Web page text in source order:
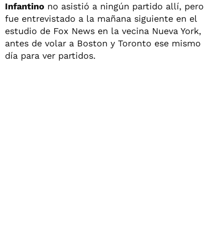
Infantino no asistió a ningún partido allí, pero
fue entrevistado a la mañana siguiente en el
estudio de Fox News en la vecina Nueva York,
antes de volar a Boston y Toronto ese mismo
día para ver partidos.